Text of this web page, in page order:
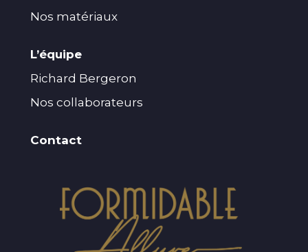
Nos matériaux
L’équipe
Richard Bergeron
Nos collaborateurs
Contact